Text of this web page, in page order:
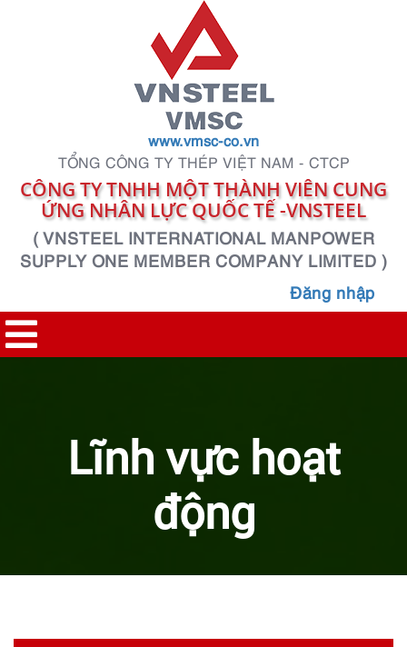
www.vmsc-co.vn
TỔNG CÔNG TY THÉP VIỆT NAM - CTCP
CÔNG TY TNHH MỘT THÀNH VIÊN CUNG
ỨNG NHÂN LỰC QUỐC TẾ -VNSTEEL
( VNSTEEL INTERNATIONAL MANPOWER
SUPPLY ONE MEMBER COMPANY LIMITED )
Đăng nhập
Lĩnh vực hoạt
động